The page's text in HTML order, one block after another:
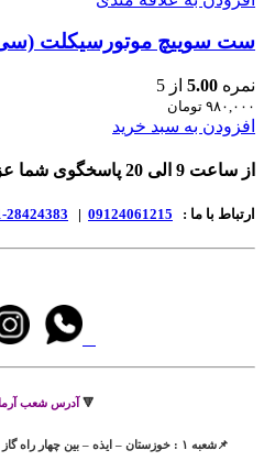
ست سوییچ موتورسیکلت
نمره 5.00 از 5
۹۸۰,۰۰۰ تومان
افزودن به سبد خرید
از ساعت 9 الی 20 پاسخگوی شما عزیزان هستیم
ارتباط با ما : 09124061215
|
28424383-021
🔻 آدرس شعب
📌شعبه ۱ : خوزستان – ایذه – بین چهار راه گاز و میدان سپاه ، نبش کوچه شهید ممبینی